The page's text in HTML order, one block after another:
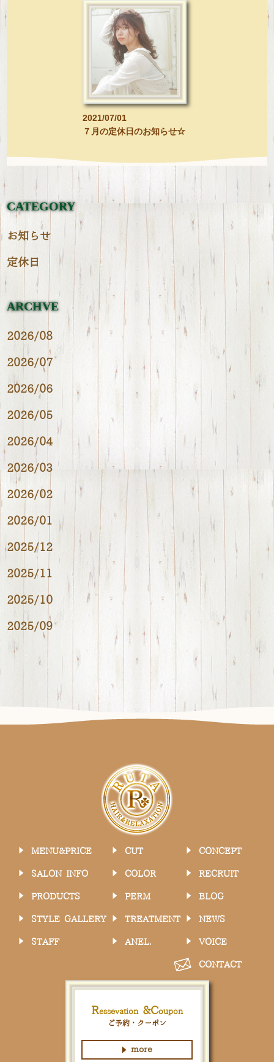
2021/07/01
７月の定休日のお知らせ☆
CATEGORY
お知らせ
定休日
ARCHVE
2026/08
2026/07
2026/06
2026/05
2026/04
2026/03
2026/02
2026/01
2025/12
2025/11
2025/10
2025/09
MENU&PRICE
SALON INFO
PRODUCTS
STYLE GALLERY
STAFF
CUT
COLOR
PERM
TREATMENT
ANEL.
CONCEPT
RECRUIT
BLOG
NEWS
VOICE
CONTACT
Ressevation &Coupon
ご予約・クーポン
more